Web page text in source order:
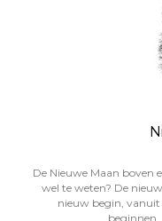
De Nieuwe Maan boven
wel te weten? De
nieuw begin, vanuit
beginnen,